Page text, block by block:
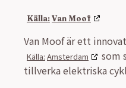
Van Moof
Van Moof är ett
Amsterdam
som
tillverka elektriska